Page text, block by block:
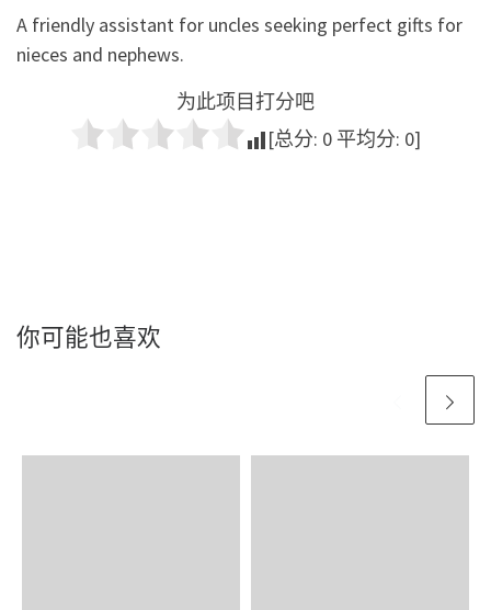
A friendly assistant for uncles seeking perfect gifts for
nieces and nephews.
为此项目打分吧
[总分: 0 平均分: 0]
你可能也喜欢